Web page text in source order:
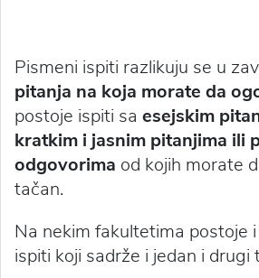
Pismeni ispiti razlikuju se u
pitanja na koja morate da
postoje ispiti sa esejskim
kratkim i jasnim pitanjima ili
odgovorima od kojih morate
tačan.
Na nekim fakultetima postoje
ispiti koji sadrže i jedan i drugi